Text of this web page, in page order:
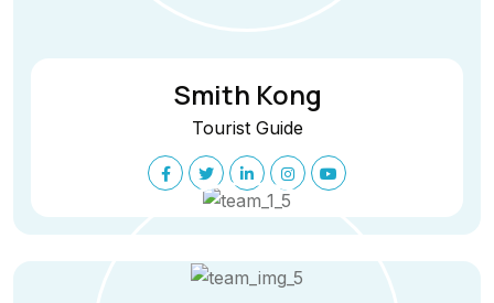
Smith Kong
Tourist Guide